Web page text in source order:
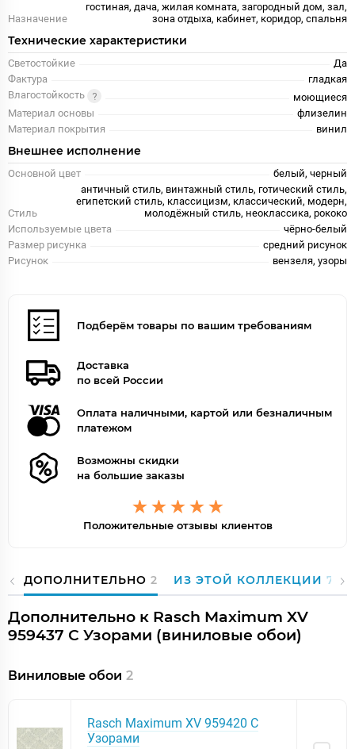
Назначение
гостиная, дача, жилая комната, загородный дом, зал,
зона отдыха, кабинет, коридор, спальня
Технические характеристики
Светостойкие
Да
Фактура
гладкая
Влагостойкость
моющиеся
Материал основы
флизелин
Материал покрытия
винил
Внешнее исполнение
Основной цвет белый, черный
Стиль
античный стиль, винтажный стиль, готический стиль,
египетский стиль, классицизм, классический, модерн,
молодёжный стиль, неоклассика, рококо
Используемые цвета
чёрно-белый
Размер рисунка
средний рисунок
Рисунок
вензеля, узоры
Подберём товары по вашим требованиям
Доставка
по всей России
Оплата наличными, картой или безналичным
платежом
Возможны скидки
на большие заказы
Положительные отзывы клиентов
ДОПОЛНИТЕЛЬНО 2 ИЗ ЭТОЙ КОЛЛЕКЦИИ 7
Дополнительно к Rasch Maximum XV
959437 С Узорами (виниловые обои)
Виниловые обои 2
Rasch Maximum XV 959420 С
Узорами